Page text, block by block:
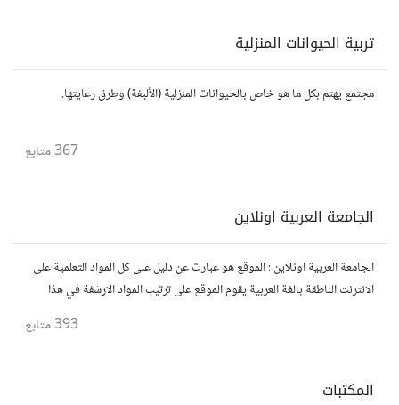
تربية الحيوانات المنزلية
مجتمع يهتم بكل ما هو خاص بالحيوانات المنزلية (الأليفة) وطرق رعايتها.
367متابع
الجامعة العربية اونلاين
الجامعة العربية اونلاين : الموقع هو عبارت عن دليل على كل المواد التعلمية على
الانترنت الناطقة بالغة العربية يقوم الموقع على ترتيب المواد الارشفة في هذا
393متابع
المكتبات